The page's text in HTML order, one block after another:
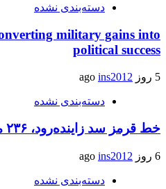
دسته‌بندی نشده
military gains into
political success
5 روز ago ins2012
دسته‌بندی نشده
خط قرمز سد زاینده‌رود، ۲۳۶ میلیون مترمکعب است
6 روز ago ins2012
دسته‌بندی نشده